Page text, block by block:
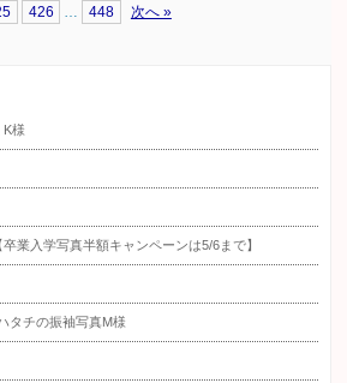
426 448 次へ »
K様
業入学写真半額キャンペーンは5/6まで】
タチの振袖写真M様